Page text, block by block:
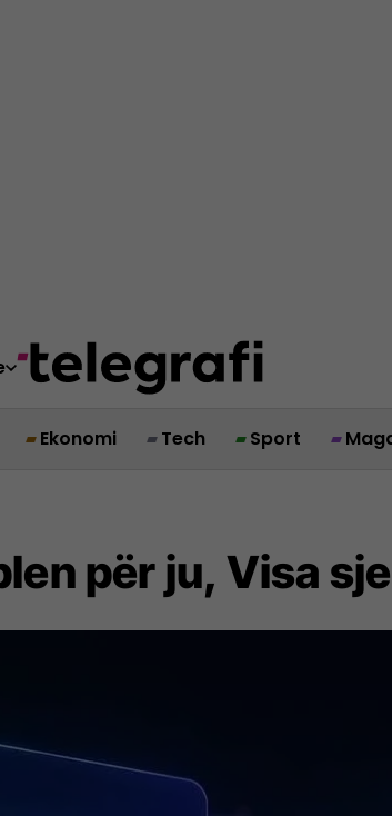
Ekonomi Tech Sport
për ju, Visa